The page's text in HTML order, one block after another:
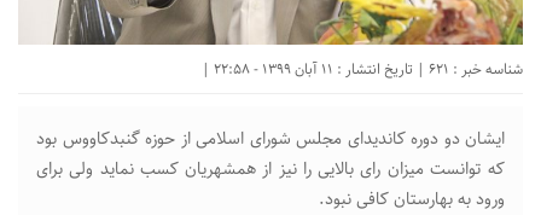
شناسه خبر : 621 | تاریخ انتشار : 11 آبان 1399 - 22:58 |
ایشان دو دوره کاندیدای مجلس شورای اسلامی از حوزه گنبدکاووس بود
که توانست میزان رای بالایی را نیز از همشهریان کسب نماید ولی برای
ورود به بهارستان‌ کافی نبود.